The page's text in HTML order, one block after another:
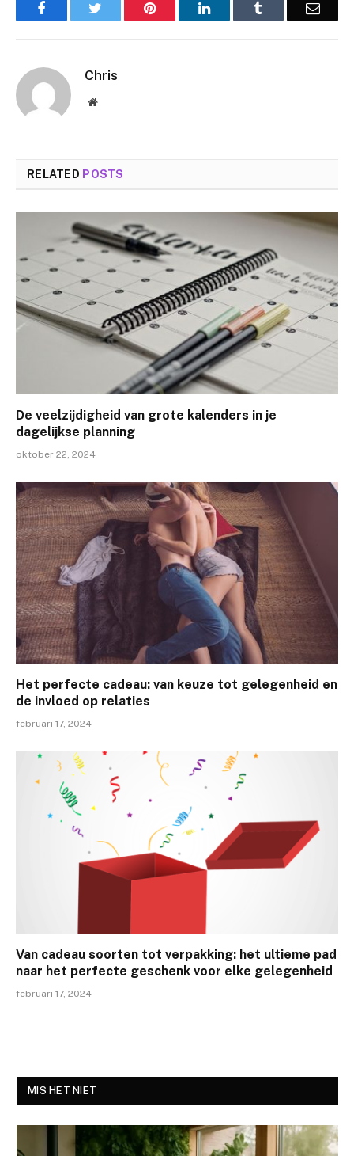
Facebook Pinterest LinkedIn Email
Chris
Website
RELATED POSTS
De veelzijdigheid van grote kalenders in je
dagelijkse planning
oktober 22, 2024
Het perfecte cadeau: van keuze tot gelegenheid en
de invloed op relaties
februari 17, 2024
Van cadeau soorten tot verpakking: het ultieme pad
naar het perfecte geschenk voor elke gelegenheid
februari 17, 2024
MIS HET NIET